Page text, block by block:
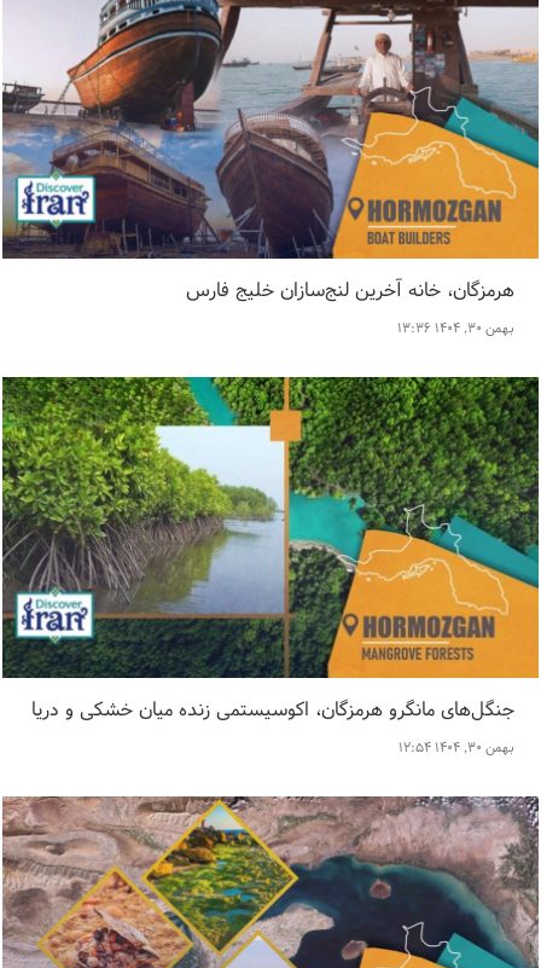
هرمزگان، خانه آخرین لنج‌سازان خلیج فارس
بهمن ۳۰, ۱۴۰۴ ۱۳:۳۶
جنگل‌های مانگرو هرمزگان، اکوسیستمی زنده میان خشکی و دریا
بهمن ۳۰, ۱۴۰۴ ۱۲:۵۴